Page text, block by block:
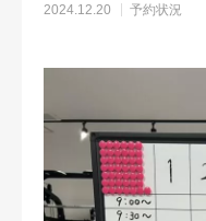
2024.12.20 予約状況
お客様の声
ブログ